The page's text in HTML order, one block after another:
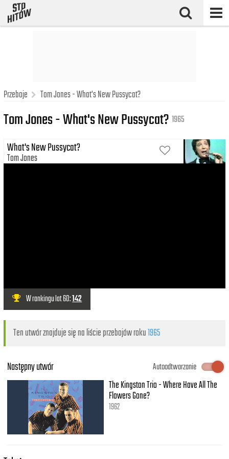
Przeboje Tom Jones - What's New Pussycat?
Tom Jones - What's New Pussycat? 1965
What's New Pussycat?
Tom Jones
W rankingu lat 60:142
Ten utwór znajduje się na liście przebojów roku1965
Następny utwór
Autoodtwarzanie
The Kingston Trio - Where Have All The
Flowers Gone?
1962